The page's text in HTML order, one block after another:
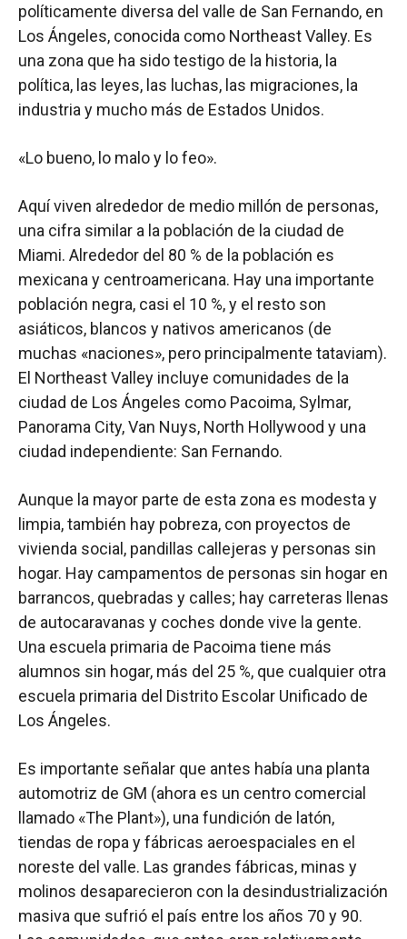
políticamente diversa del valle de San Fernando, en
Los Ángeles, conocida como Northeast Valley. Es
una zona que ha sido testigo de la historia, la
política, las leyes, las luchas, las migraciones, la
industria y mucho más de Estados Unidos.
«Lo bueno, lo malo y lo feo».
Aquí viven alrededor de medio millón de personas,
una cifra similar a la población de la ciudad de
Miami. Alrededor del 80 % de la población es
mexicana y centroamericana. Hay una importante
población negra, casi el 10 %, y el resto son
asiáticos, blancos y nativos americanos (de
muchas «naciones», pero principalmente tataviam).
El Northeast Valley incluye comunidades de la
ciudad de Los Ángeles como Pacoima, Sylmar,
Panorama City, Van Nuys, North Hollywood y una
ciudad independiente: San Fernando.
Aunque la mayor parte de esta zona es modesta y
limpia, también hay pobreza, con proyectos de
vivienda social, pandillas callejeras y personas sin
hogar. Hay campamentos de personas sin hogar en
barrancos, quebradas y calles; hay carreteras llenas
de autocaravanas y coches donde vive la gente.
Una escuela primaria de Pacoima tiene más
alumnos sin hogar, más del 25 %, que cualquier otra
escuela primaria del Distrito Escolar Unificado de
Los Ángeles.
Es importante señalar que antes había una planta
automotriz de GM (ahora es un centro comercial
llamado «The Plant»), una fundición de latón,
tiendas de ropa y fábricas aeroespaciales en el
noreste del valle. Las grandes fábricas, minas y
molinos desaparecieron con la desindustrialización
masiva que sufrió el país entre los años 70 y 90.